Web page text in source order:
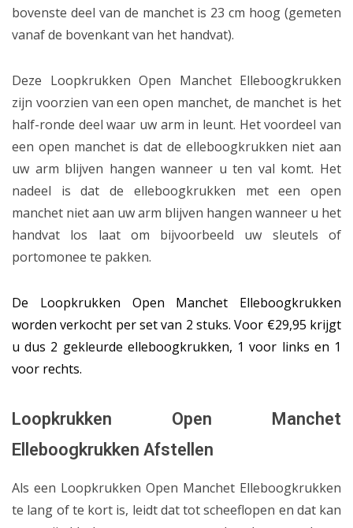
bovenste deel van de manchet is 23 cm hoog (gemeten
vanaf de bovenkant van het handvat).
Deze Loopkrukken Open Manchet Elleboogkrukken
zijn voorzien van een open manchet, de manchet is het
half-ronde deel waar uw arm in leunt. Het voordeel van
een open manchet is dat de elleboogkrukken niet aan
uw arm blijven hangen wanneer u ten val komt. Het
nadeel is dat de elleboogkrukken met een open
manchet niet aan uw arm blijven hangen wanneer u het
handvat los laat om bijvoorbeeld uw sleutels of
portomonee te pakken.
De Loopkrukken Open Manchet Elleboogkrukken
worden verkocht per set van 2 stuks. Voor €29,95 krijgt
u dus 2 gekleurde elleboogkrukken, 1 voor links en 1
voor rechts.
Loopkrukken Open Manchet
Elleboogkrukken Afstellen
Als een Loopkrukken Open Manchet Elleboogkrukken
te lang of te kort is, leidt dat tot scheeflopen en dat kan